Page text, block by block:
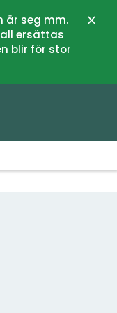
är seg mm.
ersättas
blir för stor